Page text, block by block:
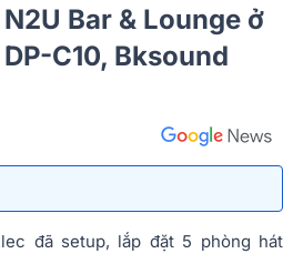
Bar & Lounge ở
C10, Bksound
đã setup, lắp đặt 5 phòng hát